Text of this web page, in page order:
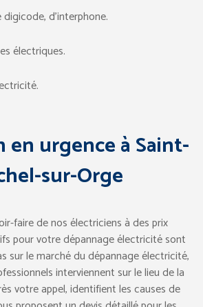
d’interphone.
électriques.
en urgence à Saint-
sur-Orge
faire de nos électriciens à des prix
pour votre dépannage électricité sont
sur le marché du dépannage électricité,
interviennent sur le lieu de la
votre appel, identifient les causes de